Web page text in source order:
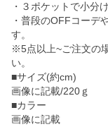
・３ポケットで小分
・普段のOFFコーデ
す。
※5点以上~ご注文の
い。
■サイズ(約cm)
画像に記載/220ｇ
■カラー
画像に記載